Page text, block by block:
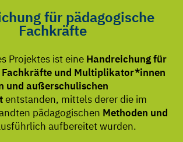
für pädagogische
Fachkräfte
Projektes ist eine Handreichung für
Fachkräfte und Multiplikator*innen
und außerschulischen
entstanden, mittels derer die im
pädagogischen Methoden und
aufbereitet wurden.